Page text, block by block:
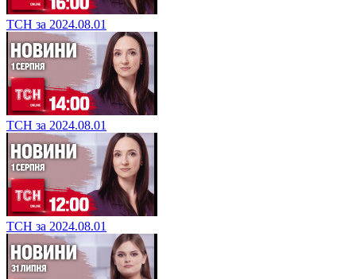
ТСН за 2024.08.01
ТСН за 2024.08.01
ТСН за 2024.08.01